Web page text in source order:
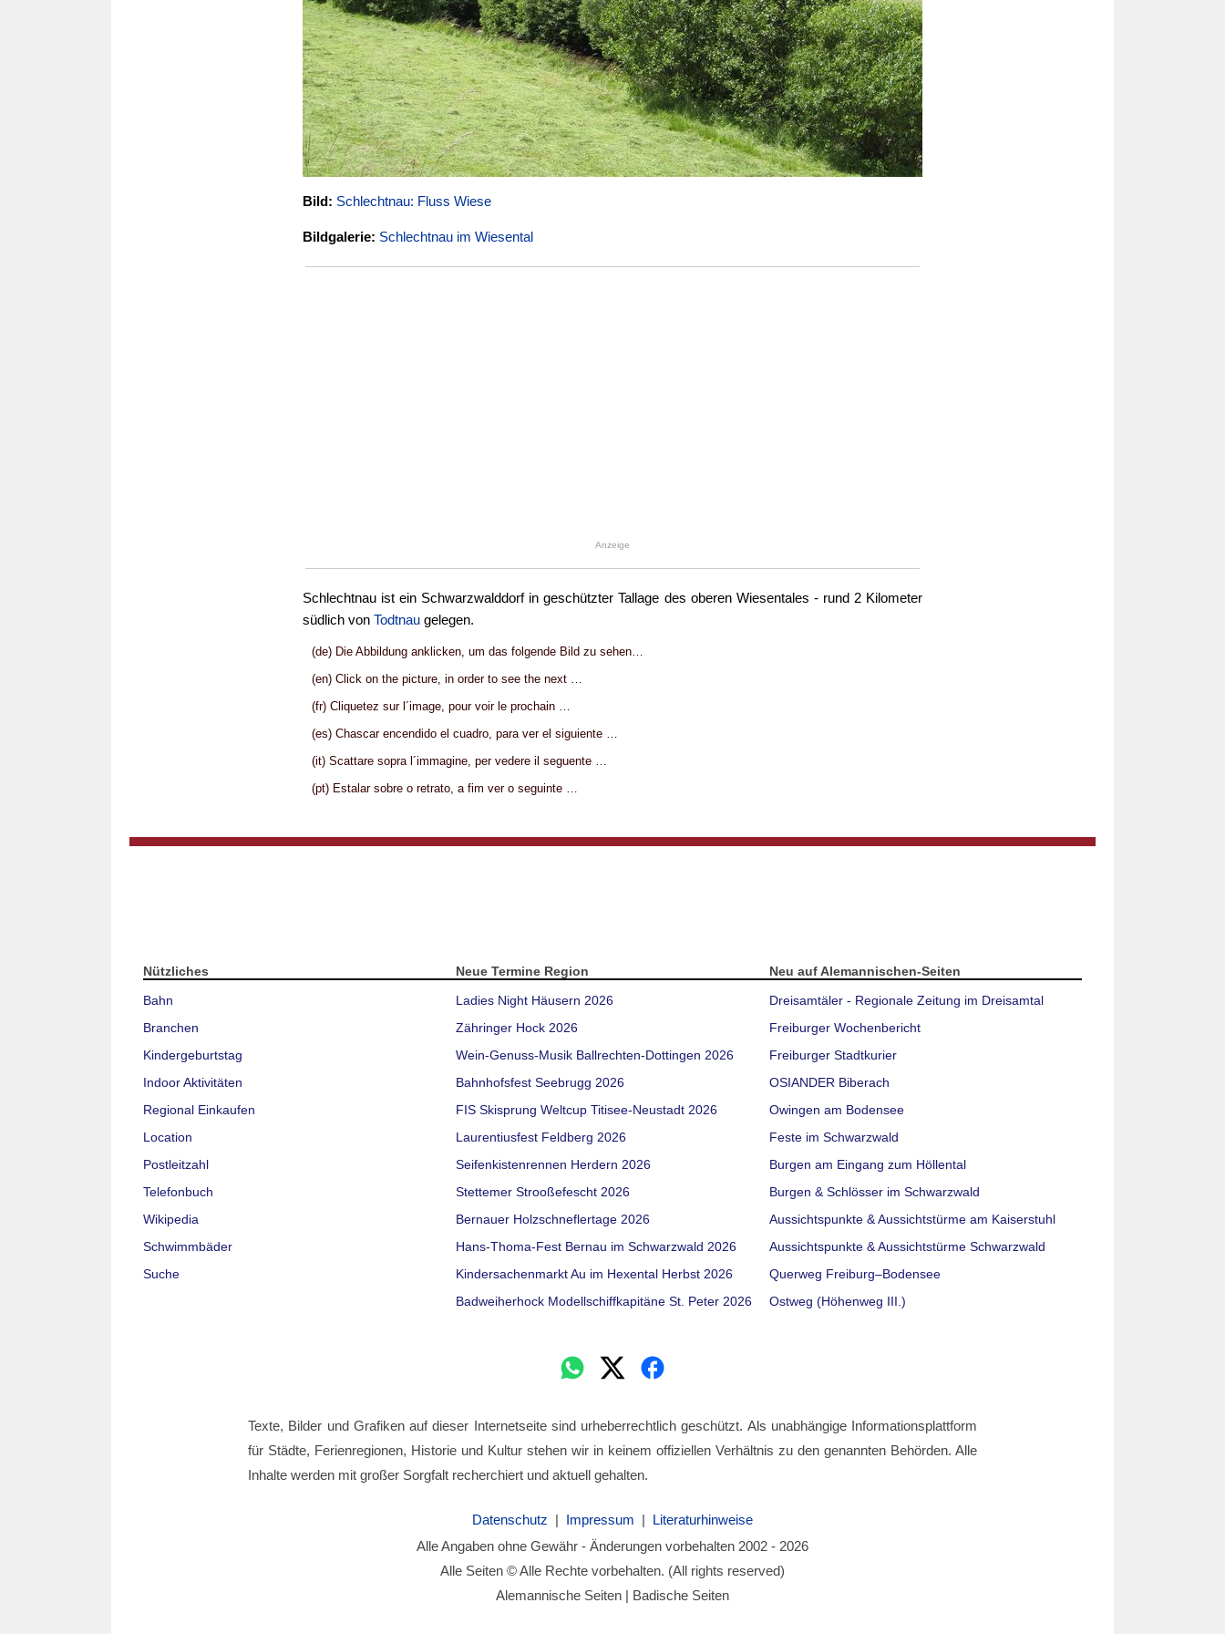
Bild: Schlechtnau: Fluss Wiese
Bildgalerie: Schlechtnau im Wiesental
Anzeige
Schlechtnau ist ein Schwarzwalddorf in geschützter Tallage des oberen Wiesentales - rund 2 Kilometer
südlich von Todtnau gelegen.
(de) Die Abbildung anklicken, um das folgende Bild zu sehen…
(en) Click on the picture, in order to see the next …
(fr) Cliquetez sur l´image, pour voir le prochain …
(es) Chascar encendido el cuadro, para ver el siguiente …
(it) Scattare sopra l´immagine, per vedere il seguente …
(pt) Estalar sobre o retrato, a fim ver o seguinte …
Nützliches
Bahn
Branchen
Kindergeburtstag
Indoor Aktivitäten
Regional Einkaufen
Location
Postleitzahl
Telefonbuch
Wikipedia
Schwimmbäder
Suche
Neue Termine Region
Ladies Night Häusern 2026
Zähringer Hock 2026
Wein-Genuss-Musik Ballrechten-Dottingen 2026
Bahnhofsfest Seebrugg 2026
FIS Skisprung Weltcup Titisee-Neustadt 2026
Laurentiusfest Feldberg 2026
Seifenkistenrennen Herdern 2026
Stettemer Strooßefescht 2026
Bernauer Holzschneflertage 2026
Hans-Thoma-Fest Bernau im Schwarzwald 2026
Kindersachenmarkt Au im Hexental Herbst 2026
Badweiherhock Modellschiffkapitäne St. Peter 2026
Neu auf Alemannischen-Seiten
Dreisamtäler - Regionale Zeitung im Dreisamtal
Freiburger Wochenbericht
Freiburger Stadtkurier
OSIANDER Biberach
Owingen am Bodensee
Feste im Schwarzwald
Burgen am Eingang zum Höllental
Burgen & Schlösser im Schwarzwald
Aussichtspunkte & Aussichtstürme am Kaiserstuhl
Aussichtspunkte & Aussichtstürme Schwarzwald
Querweg Freiburg–Bodensee
Ostweg (Höhenweg III.)
Texte, Bilder und Grafiken auf dieser Internetseite sind urheberrechtlich geschützt. Als unabhängige Informationsplattform
für Städte, Ferienregionen, Historie und Kultur stehen wir in keinem offiziellen Verhältnis zu den genannten Behörden. Alle
Inhalte werden mit großer Sorgfalt recherchiert und aktuell gehalten.
Datenschutz | Impressum | Literaturhinweise
Alle Angaben ohne Gewähr - Änderungen vorbehalten 2002 - 2026
Alle Seiten © Alle Rechte vorbehalten. (All rights reserved)
Alemannische Seiten | Badische Seiten